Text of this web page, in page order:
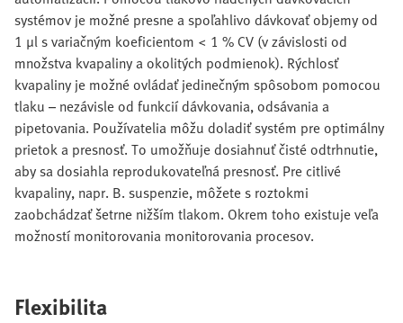
systémov je možné presne a spoľahlivo dávkovať objemy od
1 μl s variačným koeficientom < 1 % CV (v závislosti od
množstva kvapaliny a okolitých podmienok). Rýchlosť
kvapaliny je možné ovládať jedinečným spôsobom pomocou
tlaku – nezávisle od funkcií dávkovania, odsávania a
pipetovania. Používatelia môžu doladiť systém pre optimálny
prietok a presnosť. To umožňuje dosiahnuť čisté odtrhnutie,
aby sa dosiahla reprodukovateľná presnosť. Pre citlivé
kvapaliny, napr. B. suspenzie, môžete s roztokmi
zaobchádzať šetrne nižším tlakom. Okrem toho existuje veľa
možností monitorovania monitorovania procesov.
Flexibilita